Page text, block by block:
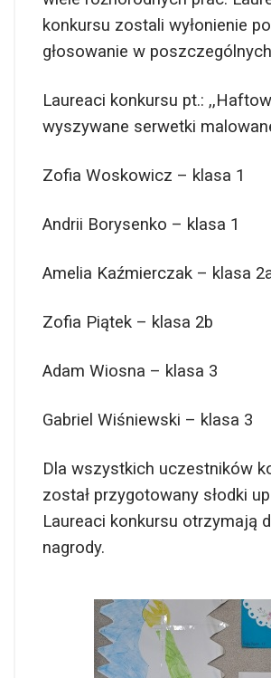
konkursu zostali wyłonienie
głosowanie w
Laureaci konkursu pt.:
wyszywane serwetki
Zofia Woskowicz – klasa 1
Andrii Borysenko – klasa 1
Amelia Kaźmierczak – klasa
Zofia Piątek – klasa 2b
Adam Wiosna – klasa 3
Gabriel Wiśniewski – klasa 3
Dla wszystkich uczestników
został przygotowany słodki
Laureaci konkursu otrzymają
nagrody.